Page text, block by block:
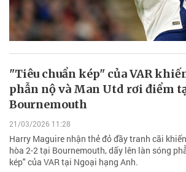
"Tiêu chuẩn kép" của VAR
phẫn nộ và Man Utd rơi điểm
Bournemouth
21/03/2026 11:28
Harry Maguire nhận thẻ đỏ đầy tranh cãi
hòa 2-2 tại Bournemouth, dấy lên làn sóng
kép" của VAR tại Ngoại hạng Anh.